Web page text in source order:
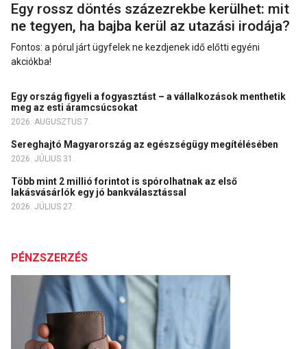
Egy rossz döntés százezrekbe kerülhet: mit
ne tegyen, ha bajba kerül az utazási irodája?
Fontos: a pórul járt ügyfelek ne kezdjenek idő előtti egyéni
akciókba!
Egy ország figyeli a fogyasztást – a vállalkozások menthetik
meg az esti áramcsúcsokat
2026. AUGUSZTUS 7.
Sereghajtó Magyarország az egészségügy megítélésében
2026. JÚLIUS 31.
Több mint 2 millió forintot is spórolhatnak az első
lakásvásárlók egy jó bankválasztással
2026. JÚLIUS 27.
PÉNZSZERZÉS